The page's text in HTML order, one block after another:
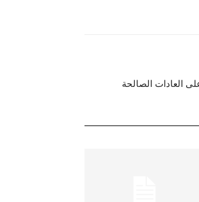
العادات الصالحة